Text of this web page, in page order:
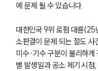
에 문제 될 수 있습니다.
대한민국 9위 로펌 대륜(25
소판결이 문제 되는 절도
미수·기수 구분이 불리하게
별 발생일과 공소 제기 시점